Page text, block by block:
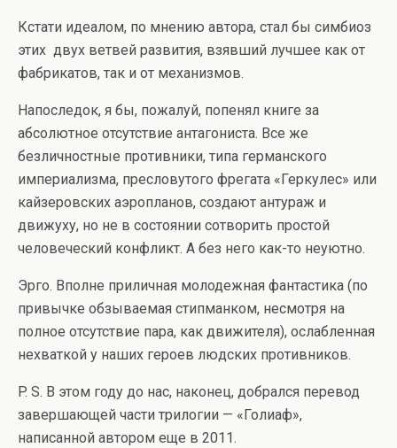
Кстати идеалом, по мнению автора, стал бы симбиоз
этих двух ветвей развития, взявший лучшее как от
фабрикатов, так и от механизмов.
Напоследок, я бы, пожалуй, попенял книге за
абсолютное отсутствие антагониста. Все же
безличностные противники, типа германского
империализма, пресловутого фрегата «Геркулес» или
кайзеровских аэропланов, создают антураж и
движуху, но не в состоянии сотворить простой
человеческий конфликт. А без него как-то неуютно.
Эрго. Вполне приличная молодежная фантастика (по
привычке обзываемая стипманком, несмотря на
полное отсутствие пара, как движителя), ослабленная
нехваткой у наших героев людских противников.
P. S. В этом году до нас, наконец, добрался перевод
завершающей части трилогии — «Голиаф»,
написанной автором еще в 2011.